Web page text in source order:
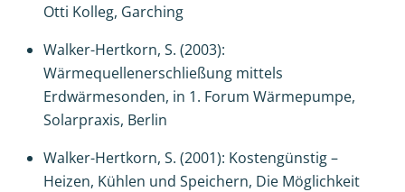
Otti Kolleg, Garching
Walker-Hertkorn, S. (2003):
Wärmequellenerschließung mittels
Erdwärmesonden, in 1. Forum Wärmepumpe,
Solarpraxis, Berlin
Walker-Hertkorn, S. (2001): Kostengünstig –
Heizen, Kühlen und Speichern, Die Möglichkeit